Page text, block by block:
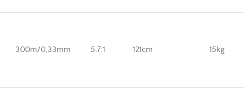
300m/0,33mm 5.7:1 121cm 15kg